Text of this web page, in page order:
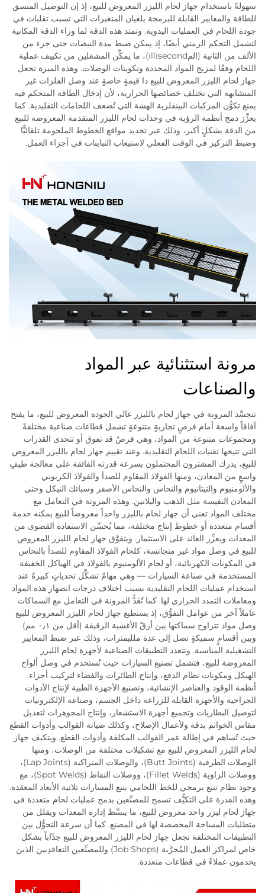
سهولةً باستخدام جهاز لحام الليزر المعروض للبيع، إذ إن التوصيل المتسق
للطاقة والمعايير القابلة للبرمجة يلغيان المتغيرات التي تسبب تقلبات في
جودة اللحام في العمليات اليدوية. وتمتد هذه الدقة لما وراء الدقة المكانية
لتشمل التحكم الزمني أيضًا، إذ يمكن ضبط مدة النبضات حتى جزء من
الألف من الثانية (المillisecond)، ما يمكِّن المشغلين من تكييف عملية
اللحام وفقًا لمزيج المواد المحددة وتكوينات الوصلات. وهذه الميزة تجعل
جهاز لحام الليزر المعروض للبيع ذا قيمةٍ خاصةٍ عند وصل الفلزات غير
المتشابهة التي تختلف خصائصها الحرارية، لأن إدخال الطاقة المتحكم فيه
يمنع تكوُّن المركبات البينفلزية الهشة التي تُضعف اللحامات التقليدية. كما
يعزِّز دمج أنظمة الرؤية في وحدات لحام الليزر المتقدمة المعروضة للبيع
من الدقة بشكلٍ أكبر، وذلك عبر تحديد مواقع الخطوط الملحومة تلقائيًّا
وضبط التركيز في الوقت الفعلي لاستيعاب التباينات في أجزاء العمل.
مرونة استثنائية عبر المواد
والصناعات
تتجسَّد المرونة في جهاز لحام بالليزر عالي الجودة المعروض للبيع، ما يفتح
آفاقاً واسعة أمام فرصٍ تجاريةٍ متنوعةٍ تشمل قطاعات صناعية مختلفةً
ومجموعات متنوعة من المواد، وهي فرصٌ قد تفوق أو تتحدى القدرات
التي تتيحها تقنيات اللحام التقليدية. وعند تقييم جهاز لحام بالليزر المعروض
للبيع، يدرك المشترون المحتملون بسرعة قدرته الفائقة على معالجة طيفٍ
واسعٍ من المعادن، ومنها الفولاذ المقاوم للصدأ والفولاذ الكربوني
والألومنيوم والتيتانيوم والنحاس والنحاس الأصفر وسبائك النيكل وحتى
المعادن النفيسة مثل الذهب والبلاتين. وهذه المرونة في التعامل مع
مختلف المواد تعني أن جهاز لحام بالليزر واحداً معروضاً للبيع يمكنه خدمة
أقسام متعددة أو خطوط إنتاج مختلفة، مما يُحسِّن الاستفادة القصوى من
المعدات ويعزِّز العائد على الاستثمار. ويتفوَّق جهاز لحام الليزر المعروض
للبيع في وصل مواد غير متجانسة، كلحام الفولاذ المقاوم للصدأ بالنحاس
في المكونات الكهربائية، أو لحام الألومنيوم بالفولاذ في الهياكل الخفيفة
المستخدمة في صناعة السيارات — وهي مهامٌ تشكِّل تحدياتٍ كبيرةً عند
استخدام عمليات اللحام التقليدية بسبب اختلاف درجات انصهار هذه المواد
ومعاملات التمدد الحراري لها. كما تُعَدُّ المرونة في التعامل مع السماكات
عاملاً آخر من عوامل التفوُّق، إذ يستطيع جهاز لحام الليزر المعروض للبيع
وصل مواد تتراوح سماكتها بين أرقّ الأغشية الرقيقة (أقل من ٠٫١ مم)
وبين أقسامٍ سميكةٍ تصل إلى عدة ملليمترات، وذلك عبر ضبط المعايير
التشغيلية المناسبة. وتتعدد التطبيقات الصناعية لأجهزة لحام الليزر
المعروضة للبيع، فتشمل تصنيع السيارات حيث تُستخدم في وصل ألواح
الهيكل ومكونات نظام الدفع، وإنتاج الطائرات والفضاء لتركيب أجزاء
أنظمة الوقود والعناصر الإنشائية، وتصنيع الأجهزة الطبية لإنتاج الأدوات
الجراحية والأجهزة القابلة للزراعة داخل الجسم، وصناعة الإلكترونيات
لتوصيل البطاريات وتجميع أجهزة الاستشعار، وإنتاج المجوهرات لتعديل
مقاس الخواتم بدقة ولأعمال الإصلاح، وكذلك صيانة القوالب وأدوات القطع
حيث تُساهم في إطالة عمر القوالب المكلفة وأدوات القطع. ويتكيف جهاز
لحام الليزر المعروض للبيع مع تشكيلات مختلفة من الوصلات، ومنها
الوصلات الطرفية (Butt Joints)، والوصلات المتراكبة (Lap Joints)،
ووصلات الزاوية (Fillet Welds)، ووصلات النقاط (Spot Welds)، مع
وجود نظام تتبع برمجي للخط اللحامي يتبع المسارات ثلاثية الأبعاد المعقدة.
وهذه القدرة على التكيُّف تسمح للمصنِّعين بدمج عمليات لحام متعددة في
جهاز لحام ليزر واحد معروض للبيع، ما يبسِّط إدارة المعدات ويقلل من
متطلبات المساحة المخصصة لها في المصنع. كما أن سرعة التحوُّل بين
التطبيقات المختلفة تجعل جهاز لحام الليزر المعروض للبيع جذّاباً بشكل
خاص لمراكز العمل المُجرَّبة (Job Shops) وللمصنِّعين التعاقدِيين الذين
يخدمون عملاءً في قطاعات متعددة.